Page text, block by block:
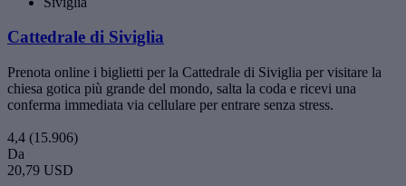
Cattedrale di Siviglia
Prenota online i biglietti per la Cattedrale di Siviglia per visitare la
chiesa gotica più grande del mondo, salta la coda e ricevi una
conferma immediata via cellulare per entrare senza stress.
4,4 (15.906)
Da
20,79 USD